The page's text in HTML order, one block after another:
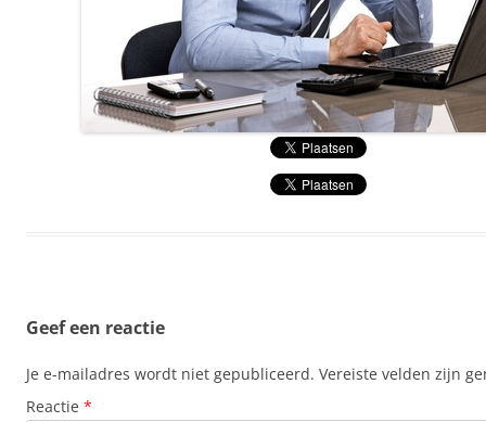
Geef een reactie
Je e-mailadres wordt niet gepubliceerd. Vereiste velden zijn
Reactie *